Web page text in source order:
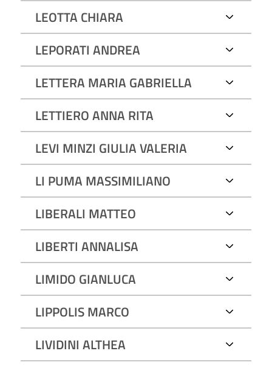
LEOTTA CHIARA
LEPORATI ANDREA
LETTERA MARIA GABRIELLA
LETTIERO ANNA RITA
LEVI MINZI GIULIA VALERIA
LI PUMA MASSIMILIANO
LIBERALI MATTEO
LIBERTI ANNALISA
LIMIDO GIANLUCA
LIPPOLIS MARCO
LIVIDINI ALTHEA